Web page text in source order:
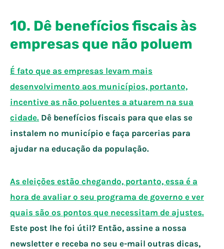
10. Dê benefícios fiscais às
empresas que não poluem
É fato que as empresas levam mais
desenvolvimento aos municípios, portanto,
incentive as não poluentes a atuarem na sua
cidade. Dê benefícios fiscais para que elas se
instalem no município e faça parcerias para
ajudar na educação da população.
As eleições estão chegando, portanto, essa é a
hora de avaliar o seu programa de governo e ver
quais são os pontos que necessitam de ajustes.
Este post lhe foi útil? Então, assine a nossa
newsletter e receba no seu e-mail outras dicas,